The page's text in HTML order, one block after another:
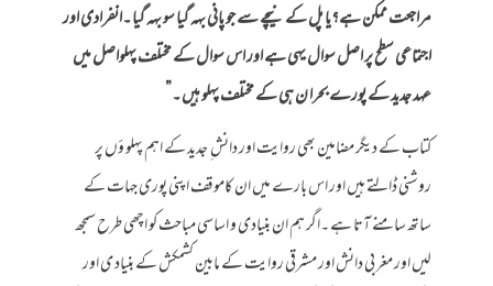
مراجعت ممکن ہے؟یا پل کے نیچے سے جو پانی بہہ گیا سو بہہ گیا ۔انفرادی اور
اجتماعی سطح پر اصل سوال یہی ہے اور اس سوال کے مختلف پہلواصل میں
عہد جدید کے پورے بحرا ن ہی کے مختلف پہلو ہیں ۔”
کتاب کے دیگر مضامین بھی روایت اور دانش ِ جدید کے اہم پہلو ؤں پر
روشنی ڈالتے ہیں اور اس بارے میں ان کاموقف اپنی پوری جہات کے
ساتھ سامنے آتا ہے ۔اگر ہم ان بنیادی و اساسی مباحث کو اچھی طرح سمجھ
لیں اور مغر بی دانش اور مشرقی روایت کے مابین کشمکش کے بنیاد ی اور